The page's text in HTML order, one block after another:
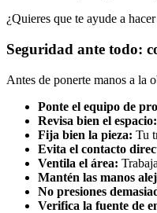
¿Quieres que te ayude a
Seguridad ante todo:
Antes de ponerte manos a la
Ponte el equipo de
Revisa bien el espacio:
Fija bien la pieza: Tu
Evita el contacto
Ventila el área:
Mantén las manos
No presiones
Verifica la fuente de